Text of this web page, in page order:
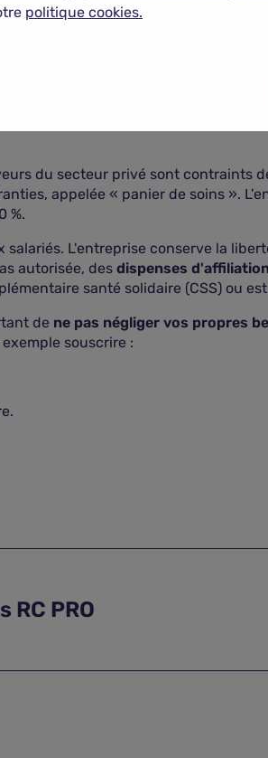
cadre réglementaire imposant
du secteur privé sont contraints
appelée « panier de soins ».
%.
L'entreprise conserve la
autorisée, des dispenses
santé solidaire (CSS) ou
de ne pas négliger vos propres
souscrire :
RC PRO
politique cookies.